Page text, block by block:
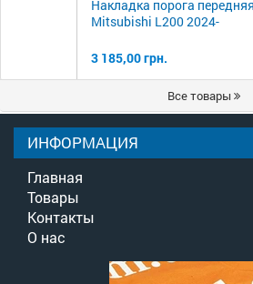
Накладка порога
Mitsubishi L200 2024-
3 185,00 грн.
Все товары
ИНФОРМАЦИЯ
Главная
Товары
Контакты
О нас